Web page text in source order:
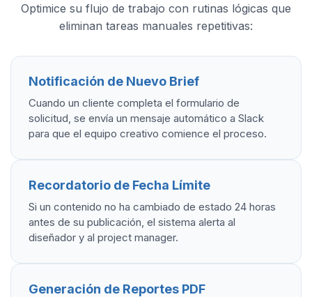
Optimice su flujo de trabajo con rutinas lógicas que
eliminan tareas manuales repetitivas:
Notificación de Nuevo Brief
Cuando un cliente completa el formulario de
solicitud, se envía un mensaje automático a Slack
para que el equipo creativo comience el proceso.
Recordatorio de Fecha Límite
Si un contenido no ha cambiado de estado 24 horas
antes de su publicación, el sistema alerta al
diseñador y al project manager.
Generación de Reportes PDF